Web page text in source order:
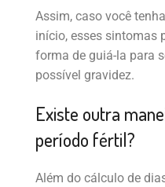
Assim, caso você
início, esses sintomas
forma de guiá-la para
possível gravidez.
Existe outra
período fértil?
Além do cálculo de